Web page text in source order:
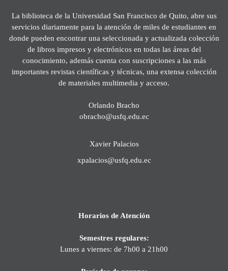
La biblioteca de la Universidad San Francisco de Quito, abre sus
servicios diariamente para la atención de miles de estudiantes en
donde pueden encontrar una seleccionada y actualizada colección
de libros impresos y electrónicos en todas las áreas del
conocimiento, además cuenta con suscripciones a las más
importantes revistas científicas y técnicas, una extensa colección
de materiales multimedia y acceso.
Orlando Bracho
obracho@usfq.edu.ec
Xavier Palacios
xpalacios@usfq.edu.ec
Horarios de Atención
Semestres regulares:
Lunes a viernes: de 7h00 a 21h00